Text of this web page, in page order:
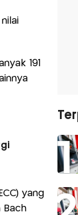
191
yang
Bach